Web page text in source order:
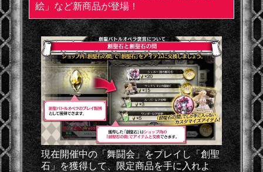
絵」など新商品が登場！
現在開催中の「舞闘会」をプレイし「創聖
石」を獲得して、限定商品を手に入れよ